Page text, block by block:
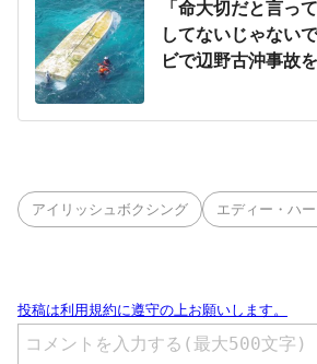
「命大切だと言っ
してないじゃない
ビで辺野古沖事故
アイリッシュボクシング エディー・ハ